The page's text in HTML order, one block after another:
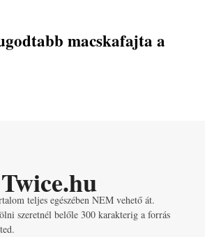
macskafajta a
Twice.hu
teljes egészében NEM vehető át.
szeretnél belőle 300 karakterig a forrás